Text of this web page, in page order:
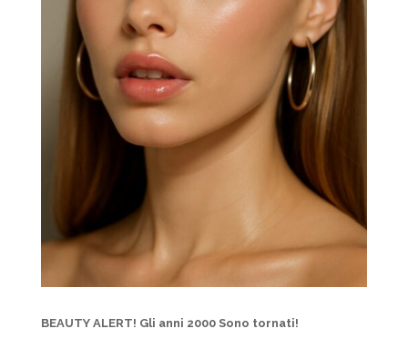
BEAUTY ALERT! Gli anni 2000 Sono tornati!